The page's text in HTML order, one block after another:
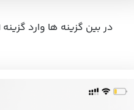
در بین گزینه ها وارد گزینه VPN شوید.